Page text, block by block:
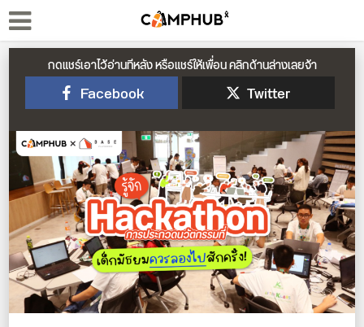
กดแชร์เอาไว้อ่านทีหลัง หรือแชร์ให้เพื่อน คลิกด้านล่างเลยจ้า
Facebook Twitter